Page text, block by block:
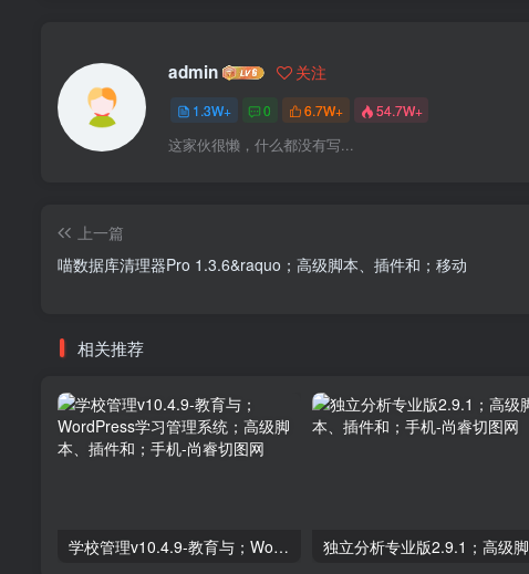
admin 关注
1.3W+ 0 6.7W+ 54.7W+
这家伙很懒，什么都没有写...
上一篇
喵数据库清理器Pro 1.3.6&raquo；高级脚本、插件和；移动
相关推荐
学校管理v10.4.9-教育与；WordPress学习管理系统；高级脚本、插件和；手机